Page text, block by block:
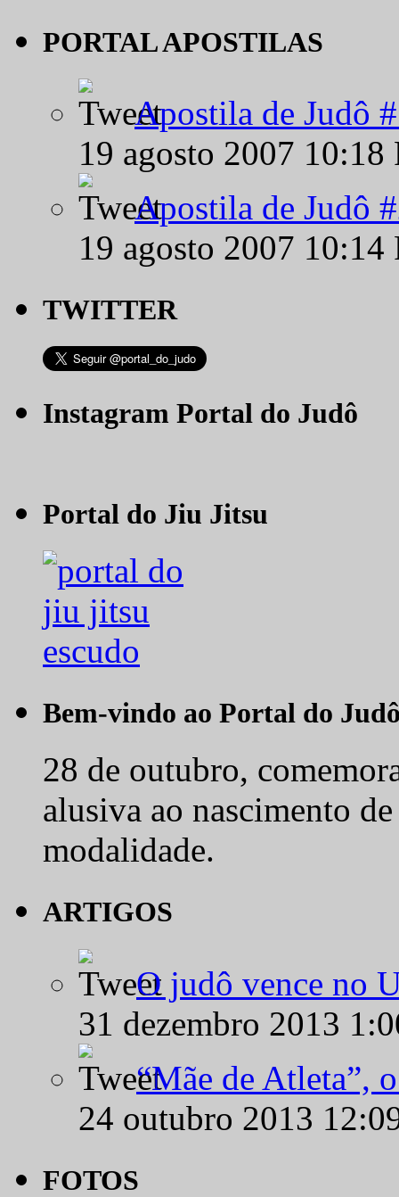
PORTAL APOSTILAS
Apostila de Judô
19 agosto 2007
Apostila de Judô
19 agosto 2007
TWITTER
Instagram Portal do Judô
Portal do Jiu Jitsu
Bem-vindo ao Portal do
28 de outubro,
alusiva ao nascimento
modalidade.
ARTIGOS
O judô vence no
31 dezembro 2013
“Mãe de Atleta”,
24 outubro 2013
FOTOS